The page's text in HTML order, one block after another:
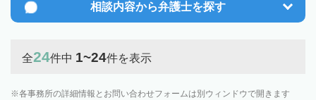
相談内容から弁護士を探す
全24件中 1~24件を表示
各事務所の詳細情報とお問い合わせフォームは別ウィンドウで開きます